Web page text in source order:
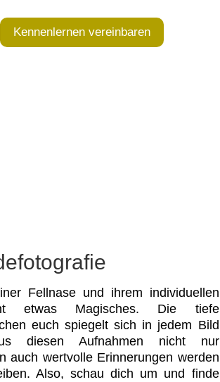
Kennenlernen vereinbaren
Fellnase und ihrem individuellen
etwas Magisches. Die tiefe
euch spiegelt sich in jedem Bild
diesen Aufnahmen nicht nur
auch wertvolle Erinnerungen werden
Also, schau dich um und finde